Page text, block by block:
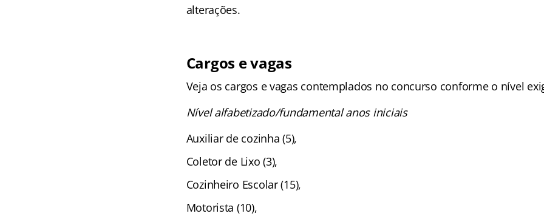
alterações.
Cargos e vagas
Veja os cargos e vagas contemplados no concurso conforme o nível
Nível alfabetizado/fundamental anos iniciais
Auxiliar de cozinha (5),
Coletor de Lixo (3),
Cozinheiro Escolar (15),
Motorista (10),